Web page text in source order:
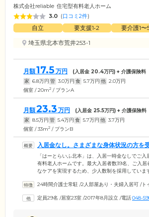
株式会社reliable 住宅型有料老人ホーム
3.0 (口コミ2件)
自立 要支援1•2 要介護1〜
埼玉県北本市荒井253-1
月額17.5 万円 (入居金 20.4万円) + 介護保険料
家 6.8万円 管 3.0万円 食 5.7万円 他 2.0万円
個室 / 20m2 / プランA
月額23.3 万円 (入居金 25.5万円) + 介護保険料
家 8.5万円 管 5.4万円 食 5.7万円 他 3.7万円
個室 / 33m2 / プランB
入居金なし。さまざまな身体状況の方を
えています
「はーとらいふ北本」は、入居一時金なしでご入
有料老人ホームです。最大入居者数39名、ご入
なケアを実現するため、少人数制を採用していま
う、心を込めてサポートしています。医療機関と
状で不安を抱えられている方も、遠慮なくご相談
24時間介護士常駐 /2人部屋あり・夫婦入居可 /ト
定員29名 /居室23室 /2017年8月設立 /電話048-